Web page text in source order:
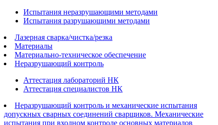
Испытания неразрушающими методами
Испытания разрушающими методами
Лазерная сварка/чистка/резка
Материалы
Материально-техническое обеспечение
Неразрушающий контроль
Аттестация лабораторий НК
Аттестация специалистов НК
Неразрушающий контроль и механические испытания
допускных сварных соединений сварщиков. Механические
испытания при входном контроле основных материалов